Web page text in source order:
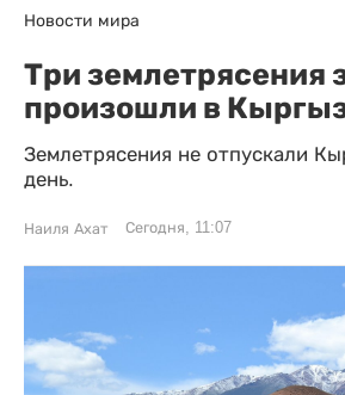
Новости мира
Три землетрясения
произошли в
Землетрясения не отпускали
день.
Наиля Ахат Сегодня, 11:07